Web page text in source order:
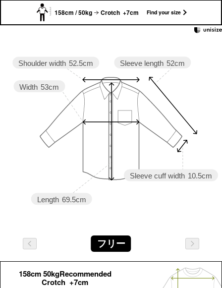
158cm / 50kg Crotch +7cm Find your size
Sleeve cuff width 10.5cm
Sleeve length 52cm
Length 69.5cm
Width 53cm
Shoulder width 52.5cm
フリー
158cm 50kgRecommended
Crotch +7cm